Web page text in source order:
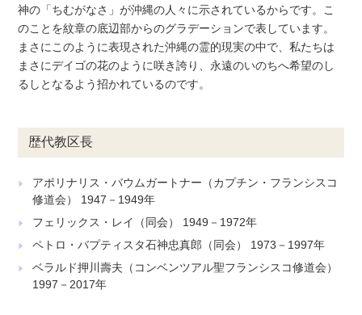
神の「ちむがなさ」が沖縄の人々に示されているからです。こ
のことを紋章の底辺部からのグラデーションで表しています。
まさにこのように表現された沖縄の霊的現実の中で、私たちは
まさにデイゴの花のように咲き誇り、永遠のいのちへ希望のし
るしとなるよう招かれているのです。
歴代教区長
アポリナリス・バウムガートナー（カプチン・フランシスコ
修道会） 1947－1949年
フェリックス・レイ（同会） 1949－1972年
ペトロ・バプティスタ石神忠真郎（同会） 1973－1997年
ベラルド押川壽夫（コンベンツアル聖フランシスコ修道会）
1997－2017年